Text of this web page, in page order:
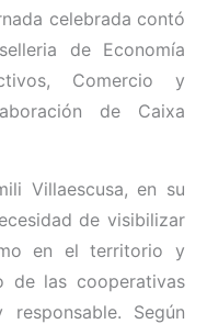
celebrada contó
de Economía
Comercio y
de Caixa
Villaescusa, en su
de visibilizar
en el territorio y
de las cooperativas
Según